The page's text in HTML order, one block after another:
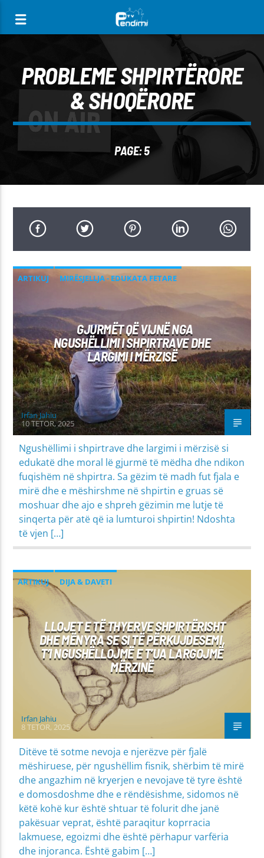
[There are no radio stations in the database]
PROBLEME SHPIRTËRORE
& SHOQËRORE
PAGE: 5
ARTIKUJ
MIRËSJELLJA - EDUKATA FETARE
GJURMËT QË VIJNË NGA
NGUSHËLLIMI I SHPIRTRAVE DHE
LARGIMI I MËRZISË
Irfan Jahiu
10 TETOR, 2025
Ngushëllimi i shpirtrave dhe largimi i mërzisë si
edukatë dhe moral lë gjurmë të mëdha dhe ndikon
fuqishëm në shpirtra. Sa gëzim të madh fut fjala e
mirë dhe e mëshirshme në shpirtin e gruas së
moshuar dhe ajo e shpreh gëzimin me lutje të
sinqerta për atë që ia lumturoi shpirtin! Ndoshta
të vjen […]
ARTIKUJ
DIJA & DAVETI
MIRËSJELLJA - EDUKATA FETARE
PROBLEME SHPIRTËRORE & SHOQËRORE
LLOJET E TË THYERVE SHPIRTËRISHT
DHE MËNYRA SE SI TË PËRKUJDESEMI,
T’I NGUSHËLLOJMË E T’UA LARGOJMË
MËRZINË
Irfan Jahiu
8 TETOR, 2025
Ditëve të sotme nevoja e njerëzve për fjalë
mëshiruese, për ngushëllim fisnik, shërbim të mirë
dhe angazhim në kryerjen e nevojave të tyre është
e domosdoshme dhe e rëndësishme, sidomos në
këtë kohë kur është shtuar të folurit dhe janë
pakësuar veprat, është paraqitur koprracia
lakmuese, egoizmi dhe është përhapur varfëria
dhe injoranca. Është gabim […]